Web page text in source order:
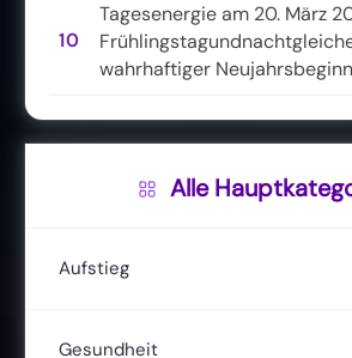
10
Tagesenergie am 20. März
wahrhaftiger
Alle
Aufstieg
Christusbewusstsein
Gesundheit